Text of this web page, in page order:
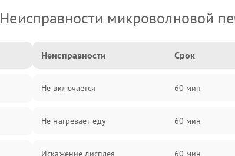
Неисправности микроволновой
Неисправности Срок
Не включается 60 мин
Не нагревает еду 60 мин
Искажение дисплея 60 мин